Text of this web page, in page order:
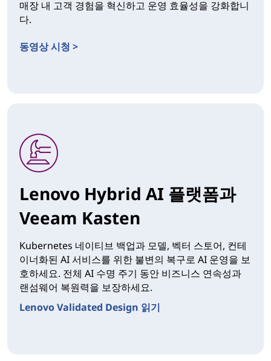
매장 내 고객 경험을 혁신하고 운영 효율성을 강화합니
다.
동영상 시청 >
Lenovo Hybrid AI 플랫폼과
Veeam Kasten
Kubernetes 네이티브 백업과 모델, 벡터 스토어, 컨테
이너화된 AI 서비스를 위한 불변의 복구로 AI 운영을 보
호하세요. 전체 AI 수명 주기 동안 비즈니스 연속성과
랜섬웨어 복원력을 보장하세요.
Lenovo Validated Design 읽기